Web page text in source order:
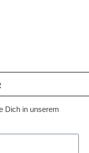
Dich in unserem